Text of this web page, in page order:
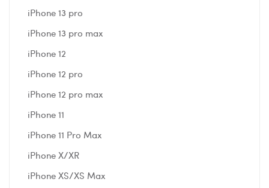
iPhone 13 pro
iPhone 13 pro max
iPhone 12
iPhone 12 pro
iPhone 12 pro max
iPhone 11
iPhone 11 Pro Max
iPhone X/XR
iPhone XS/XS Max